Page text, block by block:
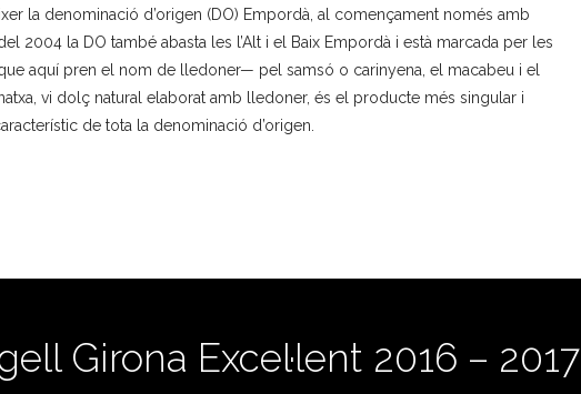
la denominació d’origen (DO) Empordà, al començament només amb
2004 la DO també abasta les l’Alt i el Baix Empordà i està marcada per les
aquí pren el nom de lledoner— pel samsó o carinyena, el macabeu i el
vi dolç natural elaborat amb lledoner, és el producte més singular i
de tota la denominació d’origen.
Girona Excel·lent 2016 – 2017